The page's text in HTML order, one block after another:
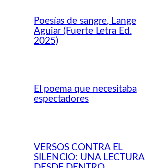
Poesías de sangre, Lange
Aguiar (Fuerte Letra Ed.
2025)
El poema que necesitaba
espectadores
VERSOS CONTRA EL
SILENCIO: UNA LECTURA